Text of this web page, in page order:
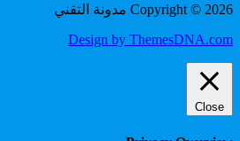
Copyright © 2026 مدونة التقني
Design by ThemesDNA.com
Close